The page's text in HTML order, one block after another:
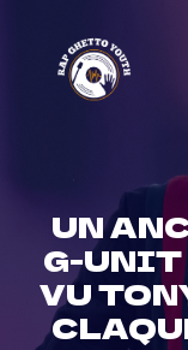
content
UN
G-
VU